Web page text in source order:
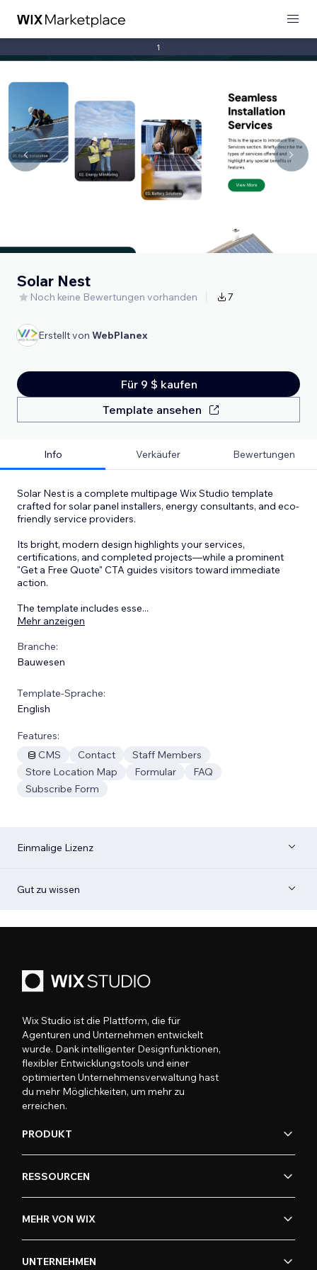
1
Solar Nest
Noch keine Bewertungen vorhanden 7
Erstellt von WebPlanex
Für 9 $ kaufen
Template ansehen
Info Verkäufer Bewertungen
Solar Nest is a complete multipage Wix Studio template
crafted for solar panel installers, energy consultants, and eco-
friendly service providers.
Its bright, modern design highlights your services,
certifications, and completed projects—while a prominent
"Get a Free Quote" CTA guides visitors toward immediate
action.
The template includes esse...
Mehr anzeigen
Branche:
Bauwesen
Template-Sprache:
English
Features:
CMS
Contact
Staff Members
Store Location Map
Formular
FAQ
Subscribe Form
Einmalige Lizenz
Gut zu wissen
Wix Studio ist die Plattform, die für
Agenturen und Unternehmen entwickelt
wurde. Dank intelligenter Designfunktionen,
flexibler Entwicklungstools und einer
optimierten Unternehmensverwaltung hast
du mehr Möglichkeiten, um mehr zu
erreichen.
PRODUKT
RESSOURCEN
MEHR VON WIX
UNTERNEHMEN